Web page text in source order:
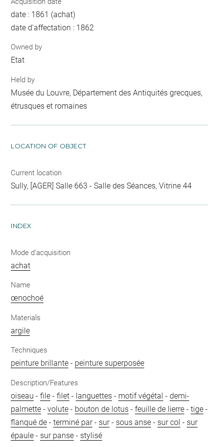
date : 1861 (achat)
date d'affectation : 1862
Owned by
Etat
Held by
Musée du Louvre, Département des Antiquités grecques,
étrusques et romaines
LOCATION OF OBJECT
Current location
Sully, [AGER] Salle 663 - Salle des Séances, Vitrine 44
INDEX
Mode d'acquisition
achat
Name
œnochoé
Materials
argile
Techniques
peinture brillante - peinture superposée
Description/Features
oiseau -file -filet - languettes - motif végétal -demi-
palmette -volute - bouton de lotus -feuille de lierre -tige -
flanqué de -terminé par- sur- sous anse - sur col - sur
épaule - sur panse - stylisé